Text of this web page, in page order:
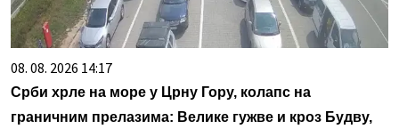
08. 08. 2026 14:17
Срби хрле на море у Црну Гору, колапс на
граничним прелазима: Велике гужве и кроз Будву,